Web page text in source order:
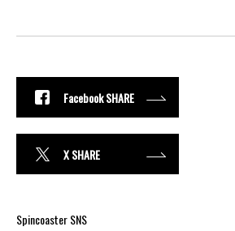
Facebook SHARE
X SHARE
Spincoaster SNS